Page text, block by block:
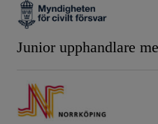
Junior upphandlare